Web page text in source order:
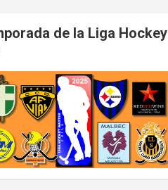
de la Liga Hockey